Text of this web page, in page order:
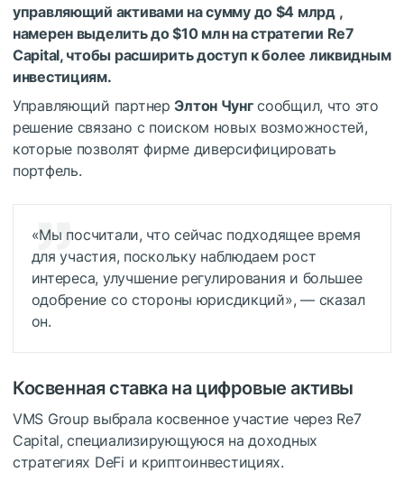
управляющий активами на сумму до $4 млрд ,
намерен выделить до $10 млн на стратегии Re7
Capital, чтобы расширить доступ к более ликвидным
инвестициям.
Управляющий партнер Элтон Чунгсообщил, что это
решение связано с поиском новых возможностей,
которые позволят фирме диверсифицировать
портфель.
«Мы посчитали, что сейчас подходящее время
для участия, поскольку наблюдаем рост
интереса, улучшение регулирования и большее
одобрение со стороны юрисдикций», — сказал
он.
Косвенная ставка на цифровые активы
VMS Group выбрала косвенное участие через Re7
Capital, специализирующуюся на доходных
стратегиях DeFi и криптоинвестициях.